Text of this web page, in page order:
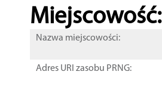
Miejscowość:
Nazwa miejscowości:
Adres URI zasobu PRNG: